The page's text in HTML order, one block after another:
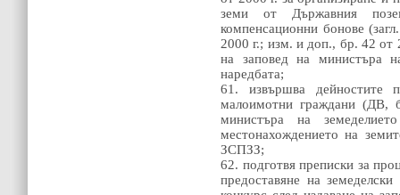
земи от Държавния
компенсационни бонове
2000 г.; изм. и доп., бр. 42 от
на заповед на министъра
наредбата;
61. извършва дейностите
малоимотни граждани (ДВ,
министъра на
местонахождението на
ЗСПЗЗ;
62. подготвя преписки за
предоставяне на